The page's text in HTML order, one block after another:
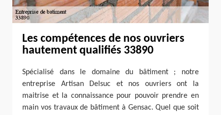
Les compétences de nos ouvriers
hautement qualifiés 33890
Spécialisé dans le domaine du bâtiment ; notre
entreprise Artisan Delsuc et nos ouvriers ont la
maitrise et la connaissance pour pouvoir prendre en
main vos travaux de bâtiment à Gensac. Quel que soit